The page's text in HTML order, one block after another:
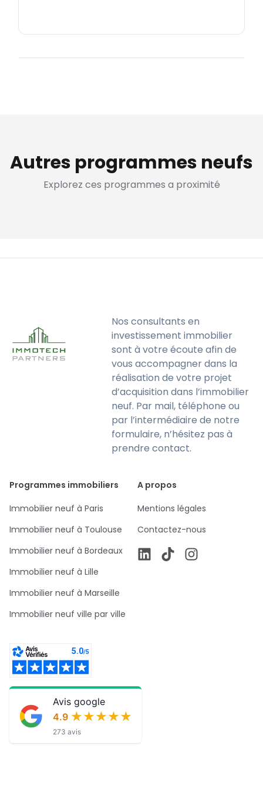
Autres programmes neufs
Explorez ces programmes a proximité
Nos consultants en
investissement immobilier
sont à votre écoute afin de
vous accompagner dans la
réalisation de votre projet
d’acquisition dans l’immobilier
neuf. Par mail, téléphone ou
par l’intermédiaire de notre
formulaire, n’hésitez pas à
prendre contact.
Programmes immobiliers
Immobilier neuf à Paris
Immobilier neuf à Toulouse
Immobilier neuf à Bordeaux
Immobilier neuf à Lille
Immobilier neuf à Marseille
Immobilier neuf ville par ville
A propos
Mentions légales
Contactez-nous
Avis google
4.9 ★★★★★
★★★★★
273 avis